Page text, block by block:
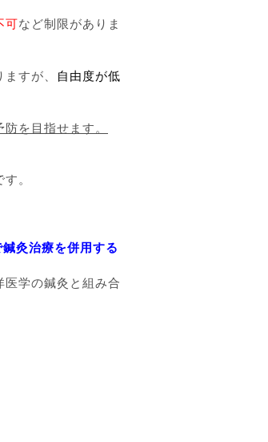
可など制限がありま
すが、
自由度が低
を目指せます。
す。
灸治療を併用する
医学の鍼灸と組み合